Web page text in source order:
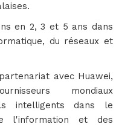
en 2, 3 et 5 ans dans
du réseaux et
avec Huawei,
mondiaux
intelligents dans le
l'information et des